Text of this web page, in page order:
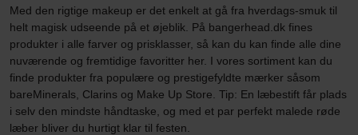
Med den rigtige makeup er det enkelt at gå fra hverdags-smuk til
helt magisk udseende på et øjeblik. På bangerhead.dk fines
produkter i alle farver og prisklasser, så kan du kan finde alle dine
nuværende og fremtidige favoritter her. I vores sortiment kan du
finde produkter fra populære og prestigefyldte mærker såsom
bareMinerals, Clarins og Make Up Store. Tip: En læbestift får plads
i selv den mindste håndtaske, og med et par perfekt malede røde
læber bliver du hurtigt klar til festen.